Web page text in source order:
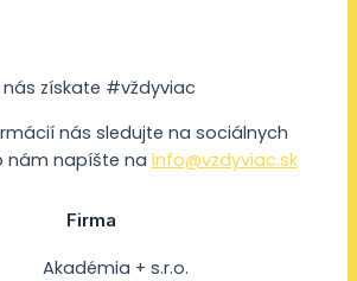
nás získate #vždyviac
nás sledujte na sociálnych
nám napíšte na info@vzdyviac.sk
Firma
Akadémia + s.r.o.